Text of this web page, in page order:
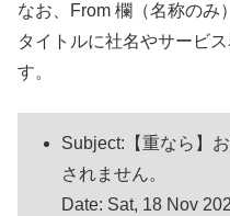
なお、From 欄（名称のみ
タイトルに社名やサービ
す。
Subject:【重なら】
されません。
Date: Sat, 18 Nov